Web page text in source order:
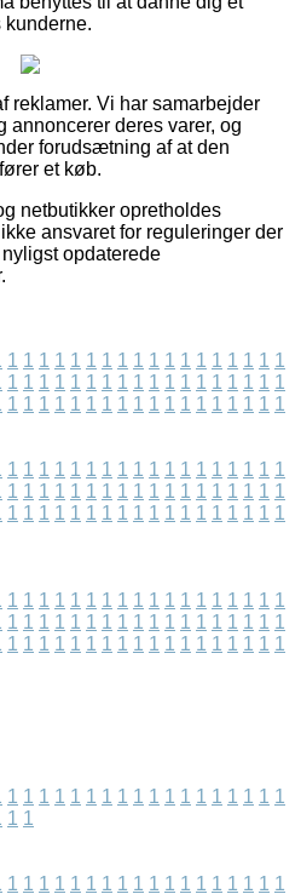
kunderne.
reklamer. Vi har samarbejder
annoncerer deres varer, og
forudsætning af at den
et køb.
netbutikker opretholdes
ansvaret for reguleringer der
opdaterede
1 1 1 1 1 1 1 1 1 1 1 1 1 1 1 1 1 1
1 1 1 1 1 1 1 1 1 1 1 1 1 1 1 1 1 1
1 1 1 1 1 1 1 1 1 1 1 1 1 1 1 1 1 1
1 1 1 1 1 1 1 1 1 1 1 1 1 1 1 1 1 1
1 1 1 1 1 1 1 1 1 1 1 1 1 1 1 1 1 1
1 1 1 1 1 1 1 1 1 1 1 1 1 1 1 1 1 1
1 1 1 1 1 1 1 1 1 1 1 1 1 1 1 1 1 1
1 1 1 1 1 1 1 1 1 1 1 1 1 1 1 1 1 1
1 1 1 1 1 1 1 1 1 1 1 1 1 1 1 1 1 1
1 1 1 1 1 1 1 1 1 1 1 1 1 1 1 1 1 1
1 1
1 1 1 1 1 1 1 1 1 1 1 1 1 1 1 1 1 1